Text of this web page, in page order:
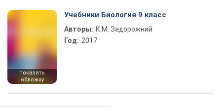
показать
обложку
Учебники Биология 9 класс
Авторы: К.М. Задорожний
Год: 2017